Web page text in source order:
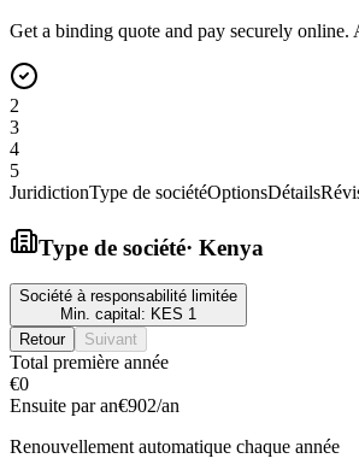
Get a binding quote and pay securely
2
3
4
5
JuridictionType de sociétéOptionsDétails
Type de société· Kenya
Société à responsabilité limitée
Min. capital: KES 1
Retour
Suivant
Total première année
€0
Ensuite par an€902/an
Renouvellement automatique chaque année